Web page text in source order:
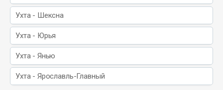
Ухта - Шексна
Ухта - Юрья
Ухта - Янью
Ухта - Ярославль-Главный